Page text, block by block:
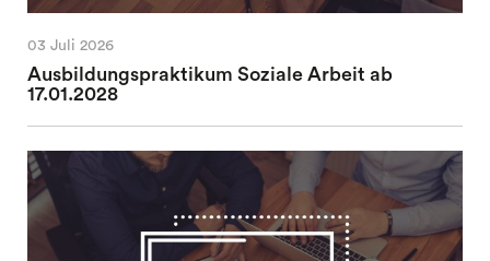
03 Juli 2026
Ausbildungspraktikum Soziale Arbeit ab
17.01.2028